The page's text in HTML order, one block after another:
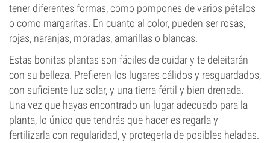
tener diferentes formas, como pompones de varios pétalos
o como margaritas. En cuanto al color, pueden ser rosas,
rojas, naranjas, moradas, amarillas o blancas.
Estas bonitas plantas son fáciles de cuidar y te deleitarán
con su belleza. Prefieren los lugares cálidos y resguardados,
con suficiente luz solar, y una tierra fértil y bien drenada.
Una vez que hayas encontrado un lugar adecuado para la
planta, lo único que tendrás que hacer es regarla y
fertilizarla con regularidad, y protegerla de posibles heladas.